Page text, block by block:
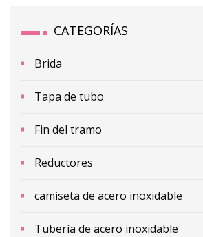
CATEGORÍAS
Brida
Tapa de tubo
Fin del tramo
Reductores
camiseta de acero inoxidable
Tubería de acero inoxidable